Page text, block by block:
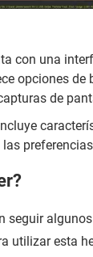
con una
opciones
de
seguir
utilizar esta